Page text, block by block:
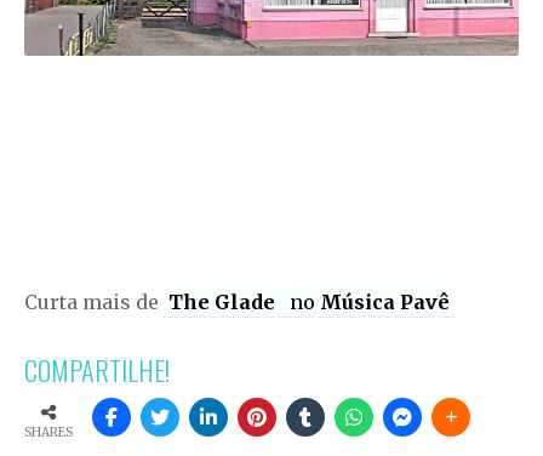
Curta mais de The Glade no Música Pavê
COMPARTILHE!
SHARES